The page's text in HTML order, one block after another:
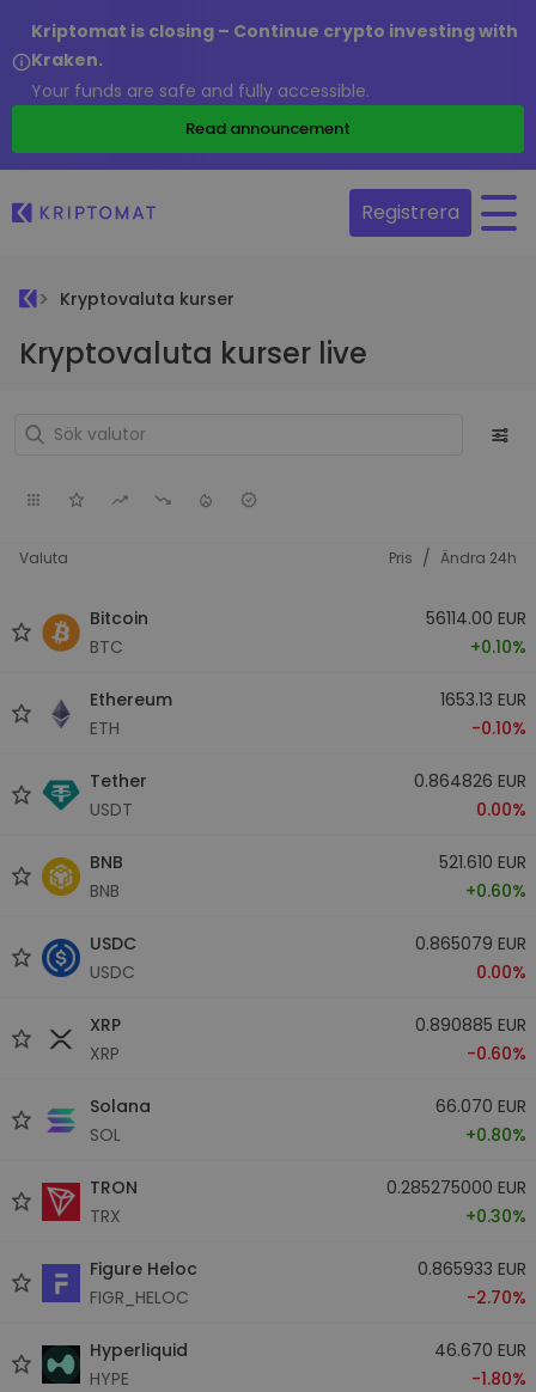
Kriptomat is closing – Continue crypto investing with
Kraken.
Your funds are safe and fully accessible.
Read announcement
Registrera
Kryptovaluta kurser
Kryptovaluta kurser live
Valuta Pris / Ändra 24h
Bitcoin
BTC
56114.00 EUR
+0.10%
Ethereum
ETH
1653.13 EUR
-0.10%
Tether
USDT
0.864826 EUR
0.00%
BNB
BNB
521.610 EUR
+0.60%
USDC
USDC
0.865079 EUR
0.00%
XRP
XRP
0.890885 EUR
-0.60%
Solana
SOL
66.070 EUR
+0.80%
TRON
TRX
0.285275000 EUR
+0.30%
Figure Heloc
FIGR_HELOC
0.865933 EUR
-2.70%
Hyperliquid
HYPE
46.670 EUR
-1.80%